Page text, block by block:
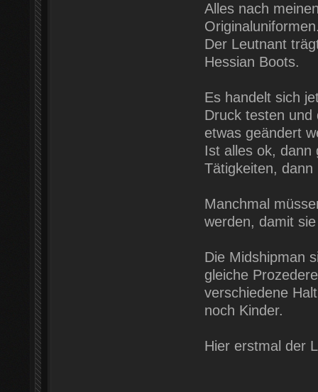
Alles nach
Der Leutnant
Hessian Boots.
Es handelt sich
Druck testen und
etwas geändert
Ist alles ok, dann
Tätigkeiten,
Manchmal
werden, damit
Die Midshipman
gleiche
verschiedene
noch Kinder.
Hier erstmal der